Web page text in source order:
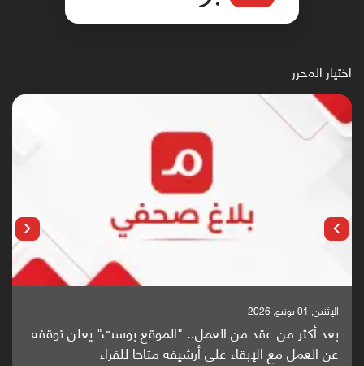
اختيار المحرر
الإثنين, 01 يونيو, 2026
بعد أكثر من عقد من العمل.. "الموقع بوست" يعلن توقفه
عن العمل مع الإبقاء على أرشيفه متاحا للقراء